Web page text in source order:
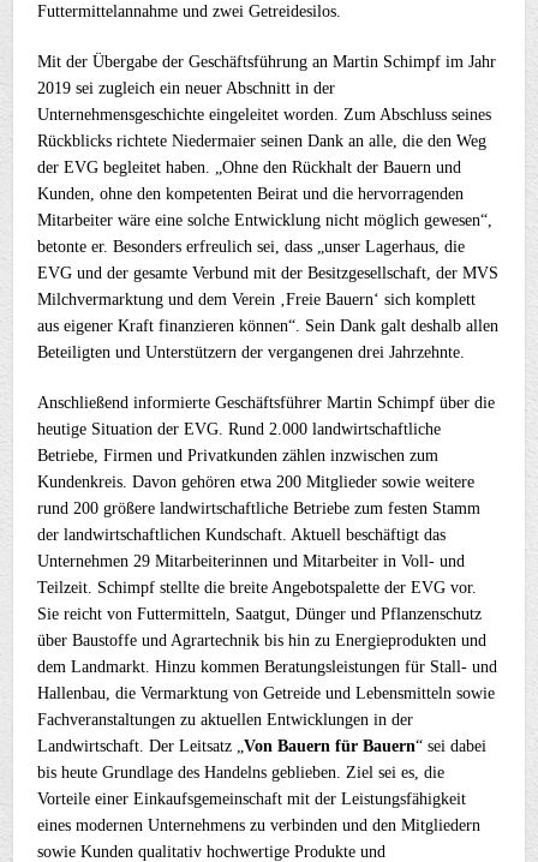
Futtermittelannahme und zwei Getreidesilos.
Mit der Übergabe der Geschäftsführung an Martin Schimpf im Jahr
2019 sei zugleich ein neuer Abschnitt in der
Unternehmensgeschichte eingeleitet worden. Zum Abschluss seines
Rückblicks richtete Niedermaier seinen Dank an alle, die den Weg
der EVG begleitet haben. „Ohne den Rückhalt der Bauern und
Kunden, ohne den kompetenten Beirat und die hervorragenden
Mitarbeiter wäre eine solche Entwicklung nicht möglich gewesen“,
betonte er. Besonders erfreulich sei, dass „unser Lagerhaus, die
EVG und der gesamte Verbund mit der Besitzgesellschaft, der MVS
Milchvermarktung und dem Verein ‚Freie Bauern‘ sich komplett
aus eigener Kraft finanzieren können“. Sein Dank galt deshalb allen
Beteiligten und Unterstützern der vergangenen drei Jahrzehnte.
Anschließend informierte Geschäftsführer Martin Schimpf über die
heutige Situation der EVG. Rund 2.000 landwirtschaftliche
Betriebe, Firmen und Privatkunden zählen inzwischen zum
Kundenkreis. Davon gehören etwa 200 Mitglieder sowie weitere
rund 200 größere landwirtschaftliche Betriebe zum festen Stamm
der landwirtschaftlichen Kundschaft. Aktuell beschäftigt das
Unternehmen 29 Mitarbeiterinnen und Mitarbeiter in Voll- und
Teilzeit. Schimpf stellte die breite Angebotspalette der EVG vor.
Sie reicht von Futtermitteln, Saatgut, Dünger und Pflanzenschutz
über Baustoffe und Agrartechnik bis hin zu Energieprodukten und
dem Landmarkt. Hinzu kommen Beratungsleistungen für Stall- und
Hallenbau, die Vermarktung von Getreide und Lebensmitteln sowie
Fachveranstaltungen zu aktuellen Entwicklungen in der
Landwirtschaft. Der Leitsatz „Von Bauern für Bauern“ sei dabei
bis heute Grundlage des Handelns geblieben. Ziel sei es, die
Vorteile einer Einkaufsgemeinschaft mit der Leistungsfähigkeit
eines modernen Unternehmens zu verbinden und den Mitgliedern
sowie Kunden qualitativ hochwertige Produkte und